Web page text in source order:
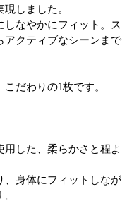
しました。
なやかにフィット。ス
アクティブなシーンまで
だわりの1枚です。
した、柔らかさと程よ
、身体にフィットしなが